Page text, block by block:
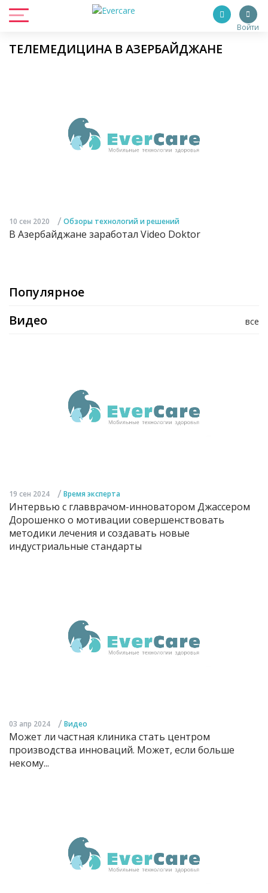
Войти
ТЕЛЕМЕДИЦИНА В АЗЕРБАЙДЖАНЕ
10 сен 2020 / Обзоры технологий и решений
В Азербайджане заработал Video Doktor
Популярное
все
Видео
19 сен 2024 / Время эксперта
Интервью с главврачом-инноватором Джассером
Дорошенко о мотивации совершенствовать
методики лечения и создавать новые
индустриальные стандарты
03 апр 2024 / Видео
Может ли частная клиника стать центром
производства инноваций. Может, если больше
некому...